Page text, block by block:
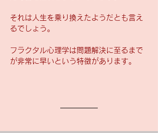
それは人生を乗り換えたようだとも言え
るでしょう。
フラクタル心理学は問題解決に至るまで
が非常に早いという特徴があります。